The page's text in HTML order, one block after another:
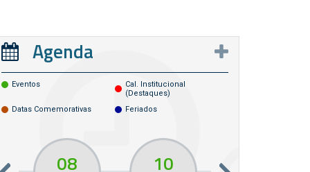
Agenda
Eventos
Cal. Institucional
(destaques)
Datas Comemorativas
Feriados
08 10